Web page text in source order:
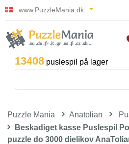
www.PuzzleMania.dk
13408 puslespil på lager
Puzzle Mania Anatolian
Beskadiget kasse Puslespil
puzzle do 3000 dielikov